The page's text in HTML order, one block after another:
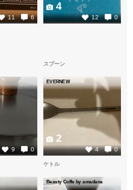
11 6 12 0
4
9 0
スプーン
EVERNEW
4 0
2
ケトル
Beasty Coffe by amadana